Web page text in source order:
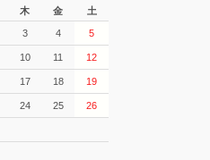
木 金 土
3 4 5
10 11 12
17 18 19
24 25 26